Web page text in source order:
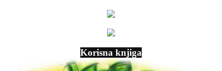
Korisna knjiga